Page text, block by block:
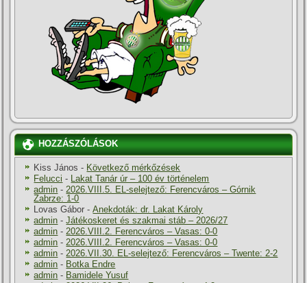
HOZZÁSZÓLÁSOK
Kiss János - Következő mérkőzések
Felucci - Lakat Tanár úr – 100 év történelem
admin - 2026.VIII.5. EL-selejtező: Ferencváros – Górnik
Zabrze: 1-0
Lovas Gábor -Anekdoták: dr. Lakat Károly
admin -Játékoskeret és szakmai stáb – 2026/27
admin - 2026.VIII.2. Ferencváros – Vasas: 0-0
admin - 2026.VIII.2. Ferencváros – Vasas: 0-0
admin - 2026.VII.30. EL-selejtező: Ferencváros – Twente: 2-2
admin - Botka Endre
admin - Bamidele Yusuf